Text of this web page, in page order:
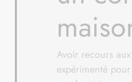
Avoir recours
expérimenté